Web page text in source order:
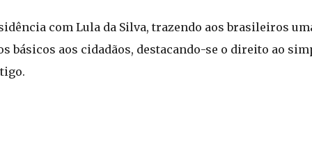
com Lula da Silva, trazendo aos brasileiros
aos cidadãos, destacando-se o direito ao